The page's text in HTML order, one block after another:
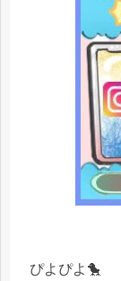
ぴよぴよ🐤